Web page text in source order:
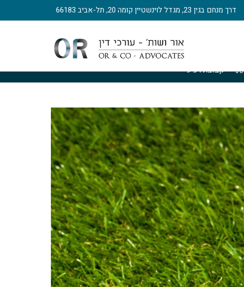
דרך מנחם בגין 23, מגדל לוינשטיין קומה 20, תל-אביב 66183
> קבוצת רכישה > משכנתא לקבוצת רכישה > משכנתא לקבוצת רכישה